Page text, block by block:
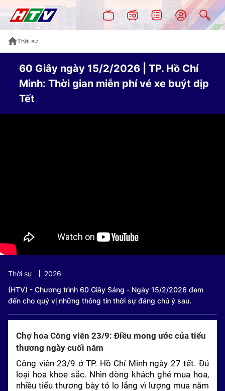
Thời sự
60 Giây ngày 15/2/2026 | TP. Hồ Chí
Minh: Thời gian miễn phí vé xe buýt dịp
Tết
Thời sự
2026
(HTV) - Chương trình 60 Giây Sáng - Ngày 15/2/2026 đem
đến cho quý vị những thông tin thời sự đáng chú ý sau.
Chợ hoa Công viên 23/9: Điều mong ước của tiểu
thương ngày cuối năm
Công viên 23/9 ở TP. Hồ Chí Minh ngày 27 tết. Đủ
loại hoa khoe sắc. Nhìn dòng khách ghé mua hoa,
nhiều tiểu thương bày tỏ lo lắng vì lượng mua năm